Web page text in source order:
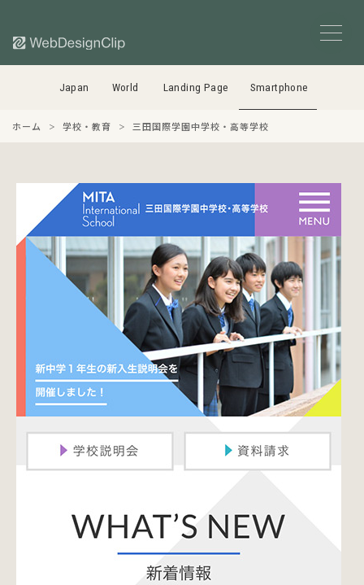
Japan World Landing Page Smartphone
ホーム 学校・教育 三田国際学園中学校・高等学校